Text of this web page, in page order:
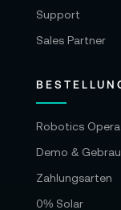
Support
Sales Partner
Robotics
Demo &
Zahlungsarten
0% Solar